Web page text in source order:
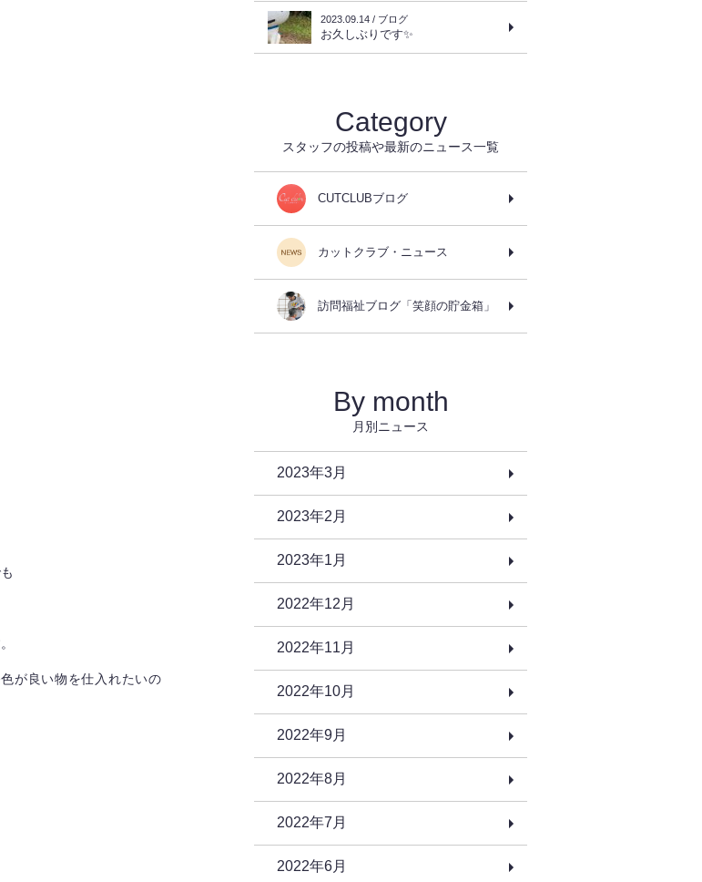
が良い物を仕入れたいの
2023.09.14 / ブログ
お久しぶりです✨
Category
スタッフの投稿や最新のニュース一覧
CUTCLUBブログ
カットクラブ・ニュース
訪問福祉ブログ「笑顔の貯金箱」
By month
月別ニュース
2023年3月
2023年2月
2023年1月
2022年12月
2022年11月
2022年10月
2022年9月
2022年8月
2022年7月
2022年6月